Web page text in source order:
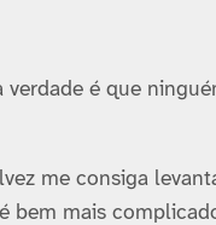
é que
me consiga
bem mais